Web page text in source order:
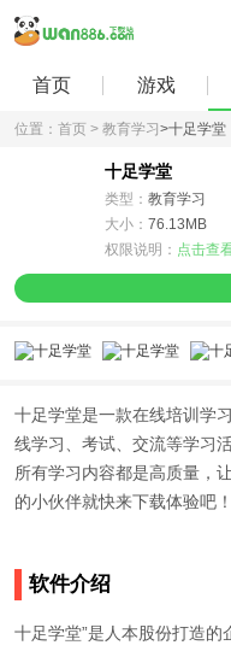
首页 游戏
位置： 首页 > 教育学习 >十足学堂
十足学堂
类型： 教育学习
大小： 76.13MB
权限说明： 点击查
十足学堂是一款在线培训学
线学习、考试、交流等学习
所有学习内容都是高质量，
的小伙伴就快来下载体验吧！
软件介绍
十足学堂”是人本股份打造